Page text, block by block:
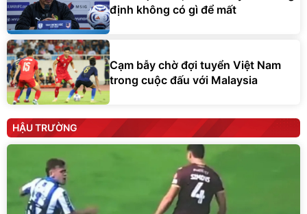
định không có gì để mất
Cạm bẫy chờ đợi tuyển Việt Nam
trong cuộc đấu với Malaysia
HẬU TRƯỜNG